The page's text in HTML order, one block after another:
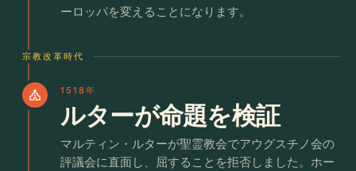
ーロッパを変えることになります。
宗教改革時代
church 1518年
ルターが命題を検証
マルティン・ルターが聖霊教会でアウグスチノ会の
評議会に直面し、屈することを拒否しました。ホー